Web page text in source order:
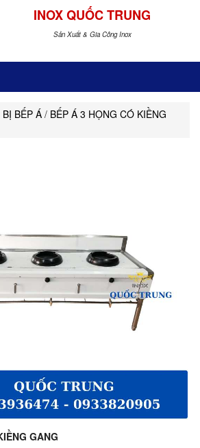
INOX QUỐC TRUNG
Sản Xuất & Gia Công Inox
BẾP Á/ BẾP Á 3 HỌNG CÓ KIỀNG
GANG